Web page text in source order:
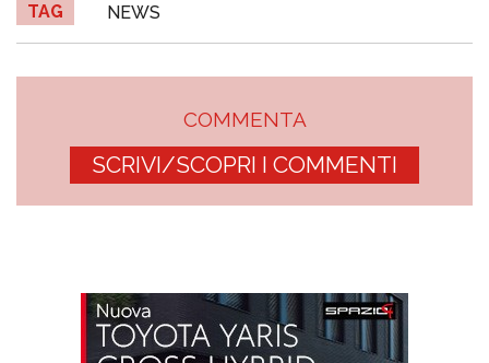
TAG NEWS
COMMENTA
SCRIVI/SCOPRI I COMMENTI